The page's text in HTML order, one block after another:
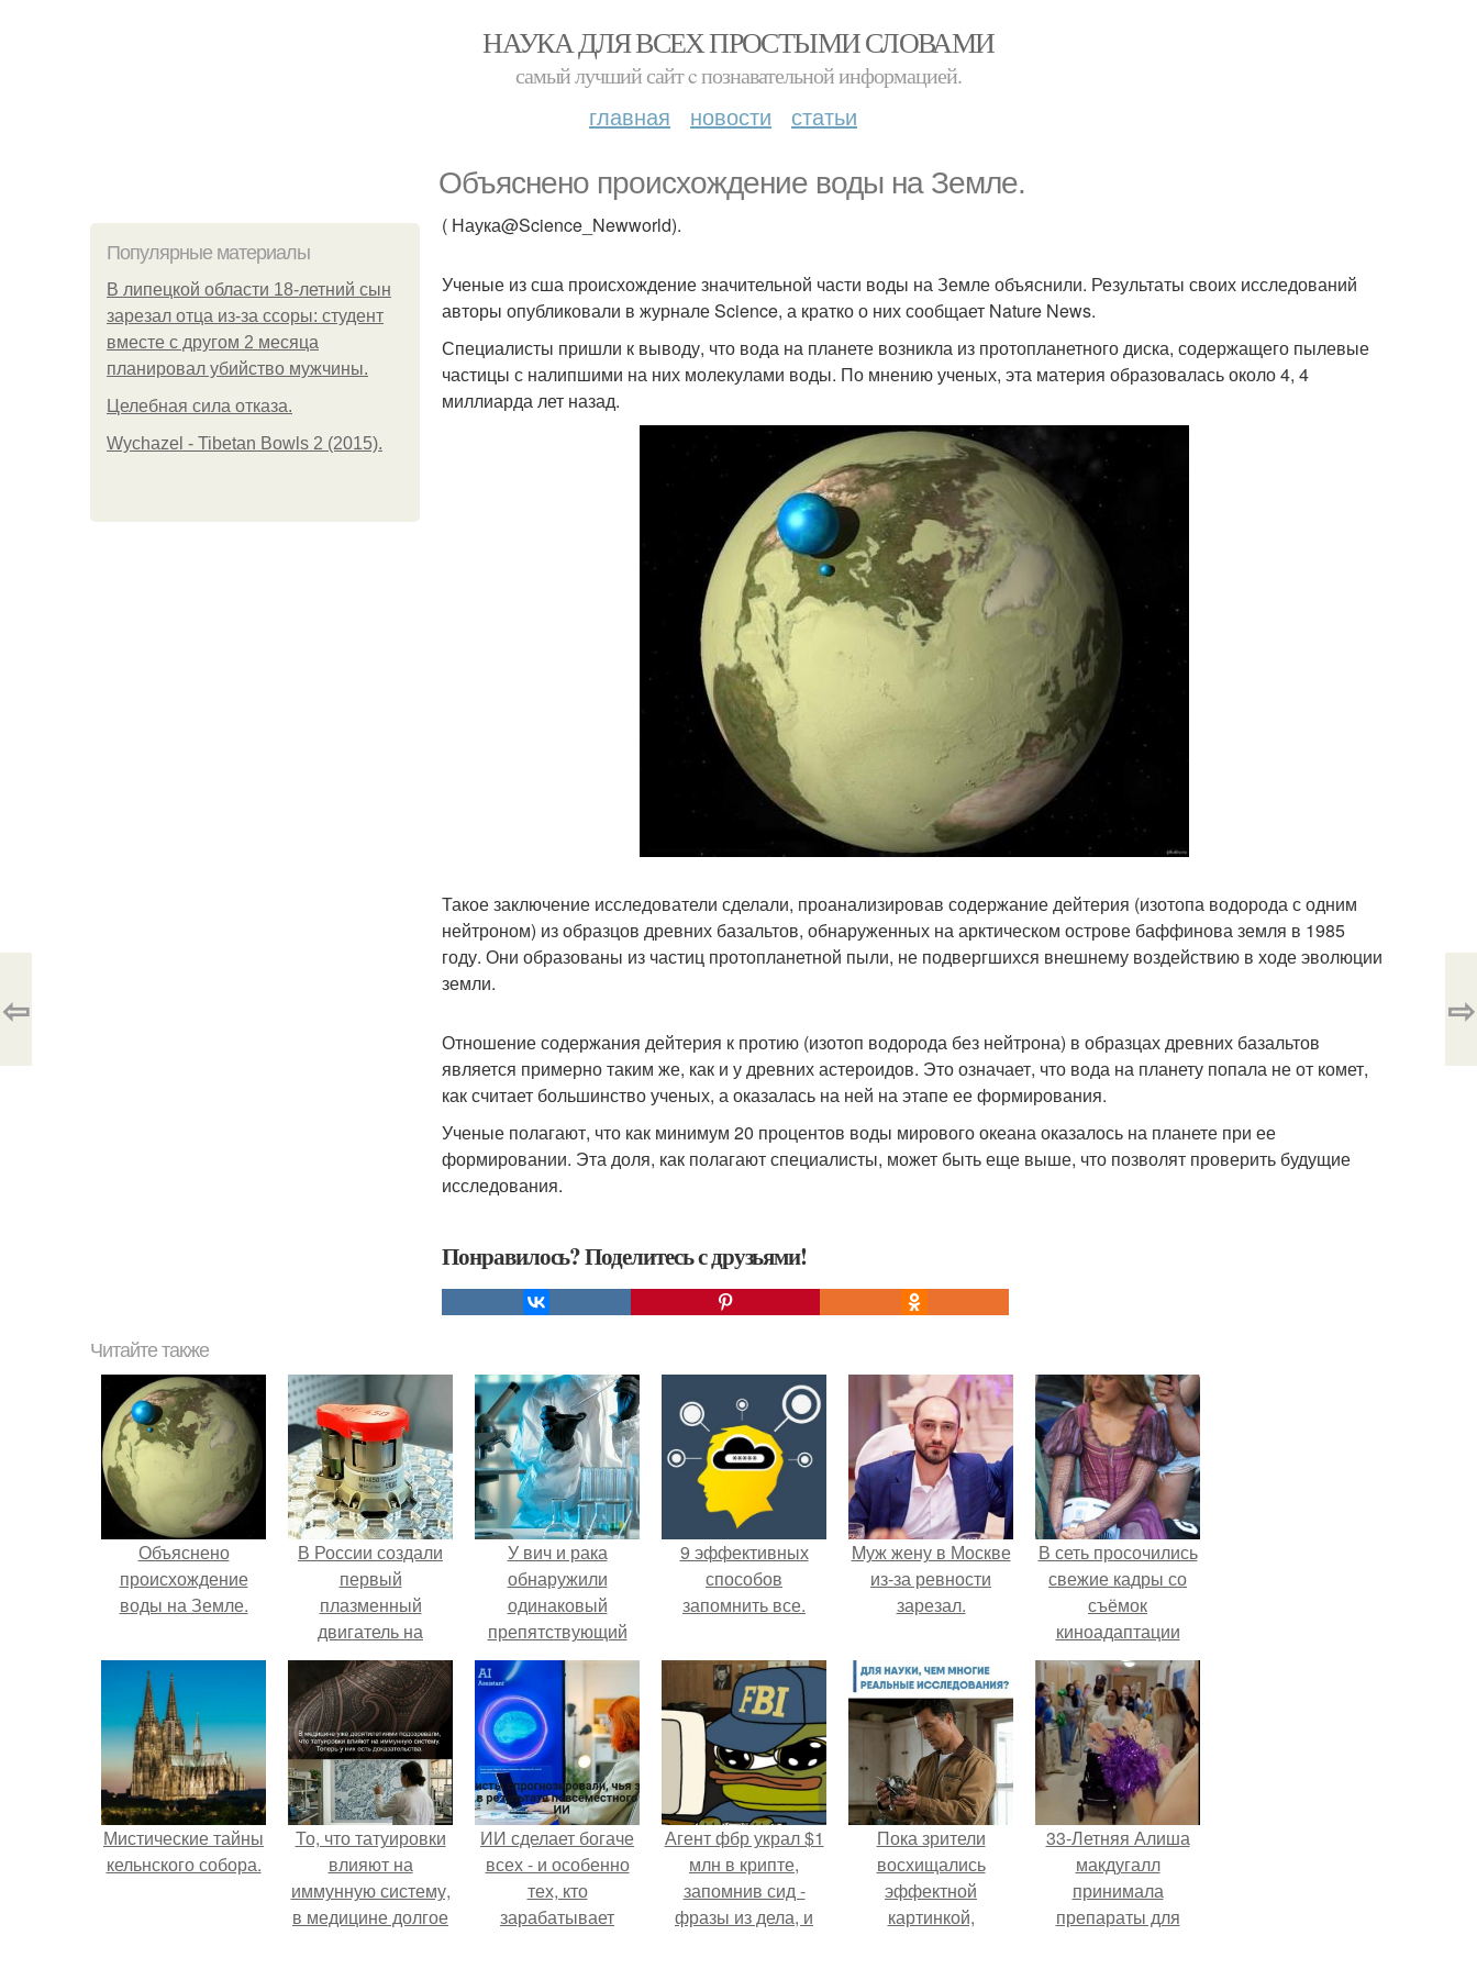
НАУКА ДЛЯ ВСЕХ ПРОСТЫМИ СЛОВАМИ
самый лучший сайт c познавательной информацией.
главная новости статьи
Объяснено происхождение воды на Земле.
Популярные материалы
В липецкой области 18-летний сын
зарезал отца из-за ссоры: студент
вместе с другом 2 месяца
планировал убийство мужчины.
Целебная сила отказа.
Wychazel - Tibetan Bowls 2 (2015).
( Наука@Science_Newworld).
Ученые из сша происхождение значительной части воды на Земле объяснили. Результаты своих исследований
авторы опубликовали в журнале Science, а кратко о них сообщает Nature News.
Специалисты пришли к выводу, что вода на планете возникла из протопланетного диска, содержащего пылевые
частицы с налипшими на них молекулами воды. По мнению ученых, эта материя образовалась около 4, 4
миллиарда лет назад.
Такое заключение исследователи сделали, проанализировав содержание дейтерия (изотопа водорода с одним
нейтроном) из образцов древних базальтов, обнаруженных на арктическом острове баффинова земля в 1985
году. Они образованы из частиц протопланетной пыли, не подвергшихся внешнему воздействию в ходе эволюции
земли.
Отношение содержания дейтерия к протию (изотоп водорода без нейтрона) в образцах древних базальтов
является примерно таким же, как и у древних астероидов. Это означает, что вода на планету попала не от комет,
как считает большинство ученых, а оказалась на ней на этапе ее формирования.
Ученые полагают, что как минимум 20 процентов воды мирового океана оказалось на планете при ее
формировании. Эта доля, как полагают специалисты, может быть еще выше, что позволят проверить будущие
исследования.
Понравилось? Поделитесь с друзьями!
⇦ ⇨
Читайте также
Объяснено
происхождение
воды на Земле.
В России создали
первый
плазменный
двигатель на
криптоне.
У вич и рака
обнаружили
одинаковый
препятствующий
лечению механизм.
9 эффективных
способов
запомнить все.
Mуж жену в Москве
из-за ревности
зарезал.
В сеть просочились
свежие кадры со
съёмок
киноадаптации
"Рапунцель", и всё
внимание
моментально
оказалось
приковано к Тиган
крофт.
Мистические тайны
кельнского собора.
То, что татуировки
влияют на
иммунную систему,
в медицине долгое
ИИ сделает богаче
всех - и особенно
тех, кто
зарабатывает
Агент фбр украл $1
млн в крипте,
запомнив сид -
фразы из дела, и
Пока зрители
восхищались
эффектной
картинкой,
33-Летняя Алиша
макдугалл
принимала
препараты для